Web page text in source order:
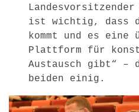
Landesvorsitzender
ist wichtig, dass
kommt und es eine
Plattform für
Austausch gibt“ –
beiden einig.